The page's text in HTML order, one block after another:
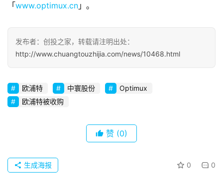
道
商
业
初
品
牌
「www.optimux.cn 」。
发布者：创投之家，转载请注明出处：
http://www.chuangtouzhijia.com/news/10468.html
欧浦特 中寰股份
Optimux
欧浦特被收购
赞 (0)
0 0
生成海报